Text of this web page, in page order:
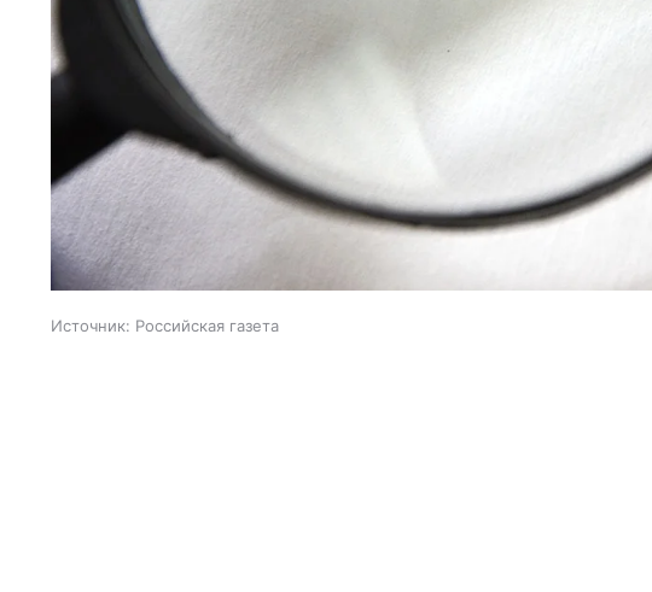
Источник: Российская газета